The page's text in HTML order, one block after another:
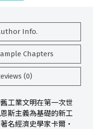
Info.
Chapters
(0)
工業文明在第一次世
斯主義為基礎的新工
名經濟史學家卡爾 ．